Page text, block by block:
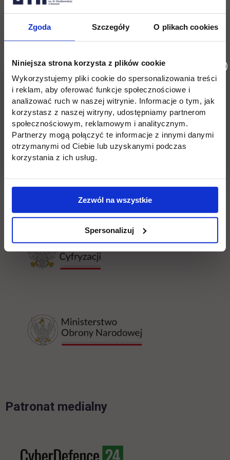
Zgoda Szczegóły O plikach cookies
Niniejsza strona korzysta z plików cookie
Wykorzystujemy pliki cookie do spersonalizowania treści
i reklam, aby oferować funkcje społecznościowe i
analizować ruch w naszej witrynie. Informacje o tym, jak
korzystasz z naszej witryny, udostępniamy partnerom
społecznościowym, reklamowym i analitycznym.
Partnerzy mogą połączyć te informacje z innymi danymi
otrzymanymi od Ciebie lub uzyskanymi podczas
korzystania z ich usług.
Zezwól na wszystkie
Spersonalizuj
The conference is financed by state budget funds
allocated by the Minister of Education and Science
within the framework of the Excellent Science II
Program
Polska wersja
Patronat honorowy
link otwiera się w nowej
Patronat medialny